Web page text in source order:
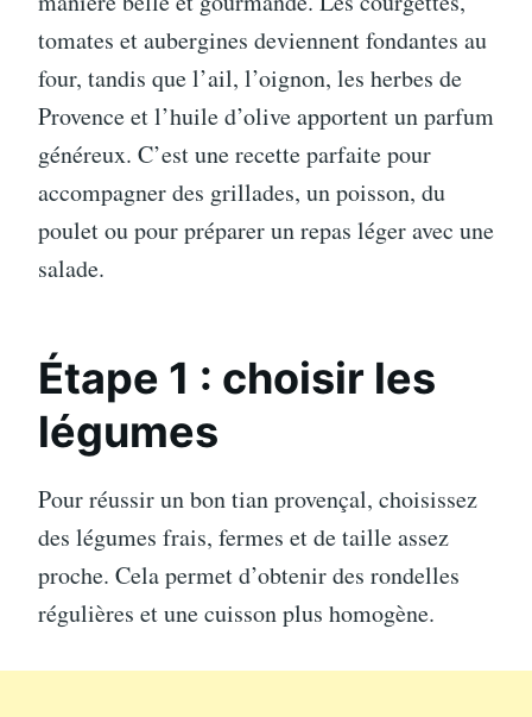
tomates et aubergines deviennent fondantes au
four, tandis que l’ail, l’oignon, les herbes de
Provence et l’huile d’olive apportent un parfum
généreux. C’est une recette parfaite pour
accompagner des grillades, un poisson, du
poulet ou pour préparer un repas léger avec une
salade.
Étape 1 : choisir les
légumes
Pour réussir un bon tian provençal, choisissez
des légumes frais, fermes et de taille assez
proche. Cela permet d’obtenir des rondelles
régulières et une cuisson plus homogène.